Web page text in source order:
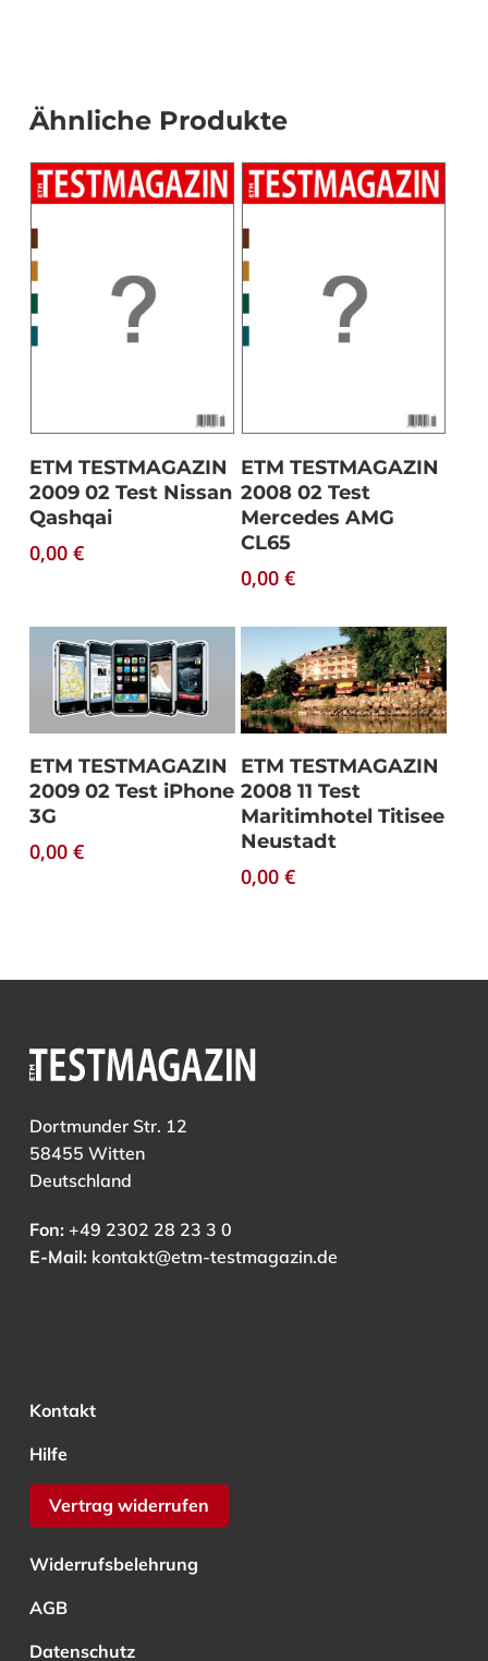
Ähnliche Produkte
Download
ETM TESTMAGAZIN
2009 02 Test Nissan
Qashqai
0,00 €
Download
ETM TESTMAGAZIN
2008 02 Test
Mercedes AMG
CL65
0,00€
Download
ETM TESTMAGAZIN
2009 02 Test iPhone
3G
0,00 €
Download
ETM TESTMAGAZIN
2008 11 Test
Maritimhotel Titisee
Neustadt
0,00€
Dortmunder Str. 12
58455 Witten
Deutschland
Fon:+49 2302 28 23 3 0
E-Mail: kontakt@etm-testmagazin.de
Kontakt
Hilfe
Vertrag widerrufen
Widerrufsbelehrung
AGB
Datenschutz